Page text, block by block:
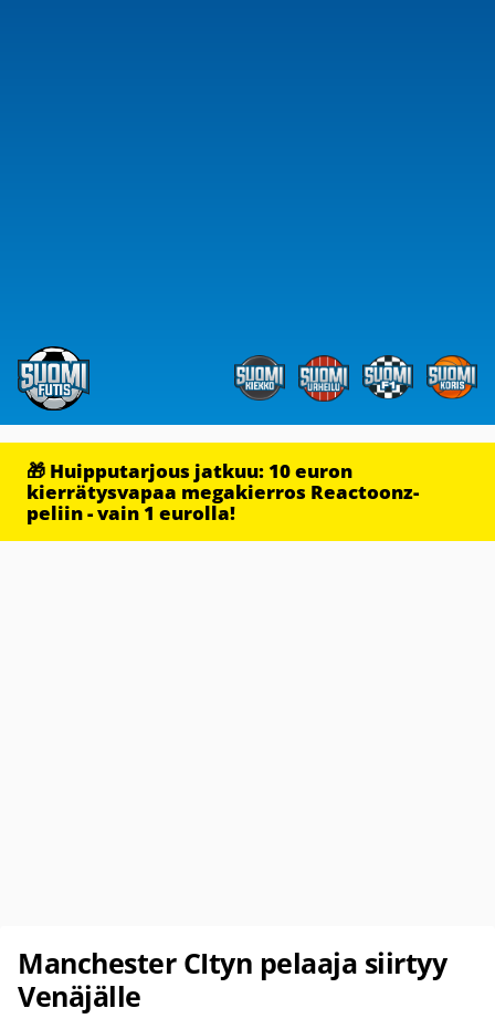
🎁 Huipputarjous jatkuu: 10 euron
kierrätysvapaa megakierros Reactoonz-
peliin - vain 1 eurolla!
Manchester CItyn pelaaja siirtyy
Venäjälle